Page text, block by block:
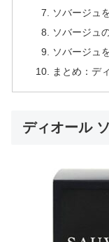
ソバージュ
ソバージュ
ソバージュ
まとめ：デ
ディオール